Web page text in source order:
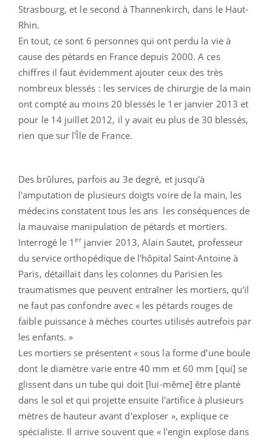
Strasbourg, et le second à Thannenkirch, dans le Haut-
Rhin.
En tout, ce sont 6 personnes qui ont perdu la vie à
cause des pétards en France depuis 2000. A ces
chiffres il faut évidemment ajouter ceux des très
nombreux blessés : les services de chirurgie de la main
ont compté au moins 20 blessés le 1er janvier 2013 et
pour le 14 juillet 2012, il y avait eu plus de 30 blessés,
rien que sur l'Île de France.
Des brûlures, parfois au 3e degré, et jusqu'à
l'amputation de plusieurs doigts voire de la main, les
médecins constatent tous les ans les conséquences de
la mauvaise manipulation de pétards et mortiers.
Interrogé le 1erjanvier 2013, Alain Sautet, professeur
du service orthopédique de l'hôpital Saint-Antoine à
Paris, détaillait dans les colonnes du Parisien les
traumatismes que peuvent entraîner les mortiers, qu'il
ne faut pas confondre avec « les pétards rouges de
faible puissance à mèches courtes utilisés autrefois par
les enfants. »
Les mortiers se présentent « sous la forme d'une boule
dont le diamètre varie entre 40 mm et 60 mm [qui] se
glissent dans un tube qui doit [lui-même] être planté
dans le sol et qui projette ensuite l'artifice à plusieurs
mètres de hauteur avant d'exploser », explique ce
spécialiste. Il arrive souvent que « l'engin explose dans